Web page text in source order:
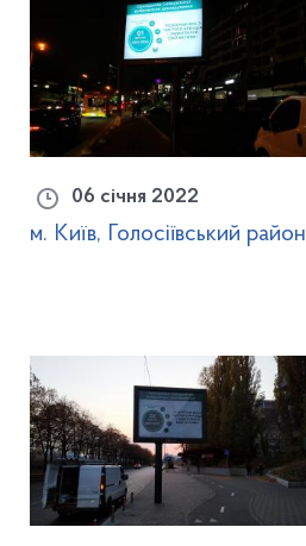
06 січня 2022
м. Київ, Голосіївський район